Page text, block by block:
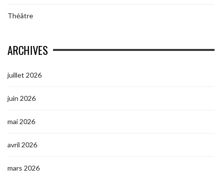
Théâtre
ARCHIVES
juillet 2026
juin 2026
mai 2026
avril 2026
mars 2026